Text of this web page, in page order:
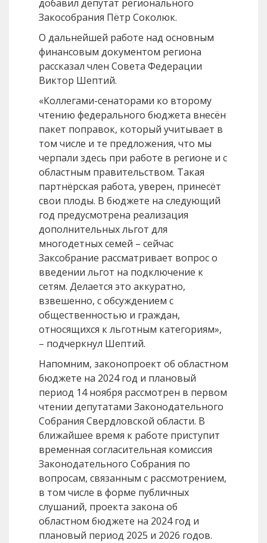
добавил депутат регионального
Закособрания Пётр Соколюк.
О дальнейшей работе над основным
финансовым документом региона
рассказал член Совета Федерации
Виктор Шептий.
«Коллегами-сенаторами ко второму
чтению федерального бюджета внесён
пакет поправок, который учитывает в
том числе и те предложения, что мы
черпали здесь при работе в регионе и с
областным правительством. Такая
партнёрская работа, уверен, принесёт
свои плоды. В бюджете на следующий
год предусмотрена реализация
дополнительных льгот для
многодетных семей – сейчас
Заксобрание рассматривает вопрос о
введении льгот на подключение к
сетям. Делается это аккуратно,
взвешенно, с обсуждением с
общественностью и граждан,
относящихся к льготным категориям»,
– подчеркнул Шептий.
Напомним, законопроект об областном
бюджете на 2024 год и плановый
период 14 ноября рассмотрен в первом
чтении депутатами Законодательного
Собрания Свердловской области. В
ближайшее время к работе приступит
временная согласительная комиссия
Законодательного Собрания по
вопросам, связанным с рассмотрением,
в том числе в форме публичных
слушаний, проекта закона об
областном бюджете на 2024 год и
плановый период 2025 и 2026 годов.